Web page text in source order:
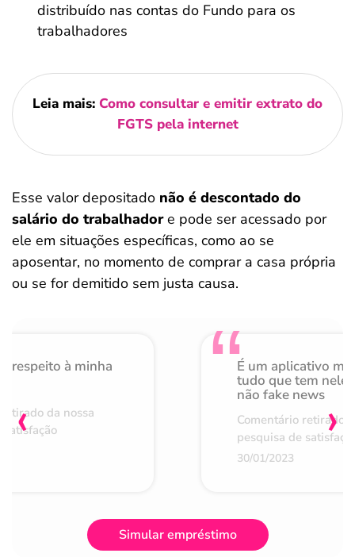
distribuído nas contas do Fundo para os
trabalhadores
Leia mais: Como consultar e emitir extrato do
FGTS pela internet
Esse valor depositado não é descontado do
salário do trabalhadore pode ser acessado por
ele em situações específicas, como ao se
aposentar, no momento de comprar a casa própria
ou se for demitido sem justa causa.
respeito à minha
da nossa
É um aplicativo
tudo que tem nele
não fake news
Comentário retirado
pesquisa de
30/01/2023
‹ ›
Simular empréstimo